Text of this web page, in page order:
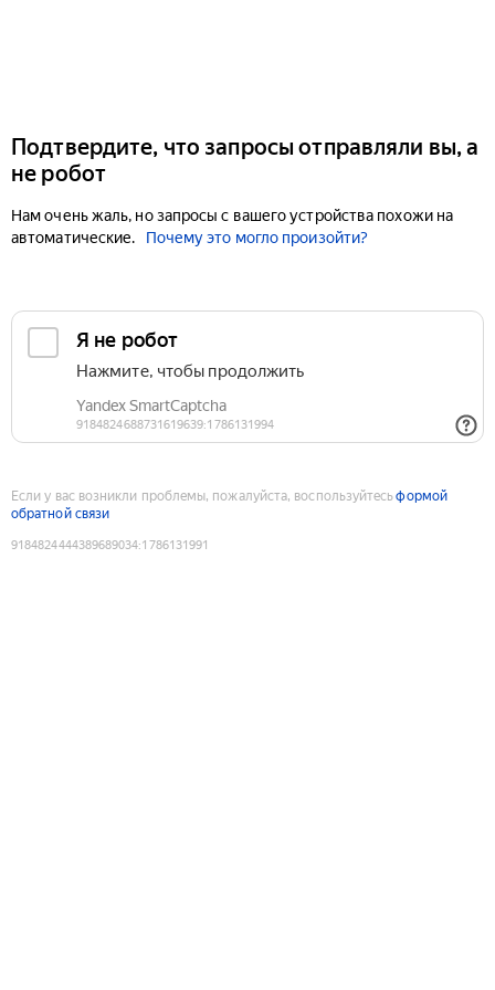
Подтвердите, что запросы отправляли вы, а
не робот
Нам очень жаль, но запросы с вашего устройства похожи на
автоматические.
Почему это могло произойти?
Если у вас возникли проблемы, пожалуйста, воспользуйтесьформой
обратной связи
9184824444389689034:1786131991